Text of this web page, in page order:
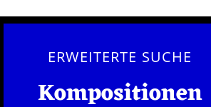
ERWEITERTE SUCHE
Kompositionen